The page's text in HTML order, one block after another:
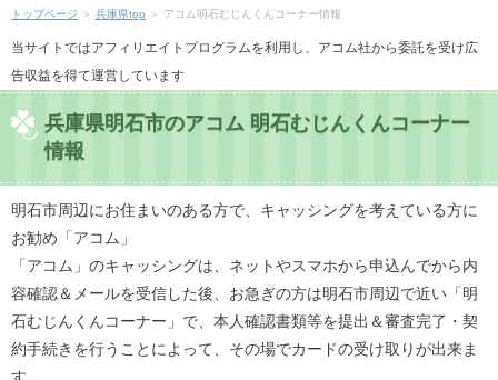
トップページ ＞ 兵庫県top ＞ アコム明石むじんくんコーナー情報
当サイトではアフィリエイトプログラムを利用し、アコム社から委託を受け広
告収益を得て運営しています
兵庫県明石市のアコム 明石むじんくんコーナー
情報
明石市周辺にお住まいのある方で、キャッシングを考えている方に
お勧め「アコム」
「アコム」のキャッシングは、ネットやスマホから申込んでから内
容確認＆メールを受信した後、お急ぎの方は明石市周辺で近い「明
石むじんくんコーナー」で、本人確認書類等を提出＆審査完了・契
約手続きを行うことによって、その場でカードの受け取りが出来ま